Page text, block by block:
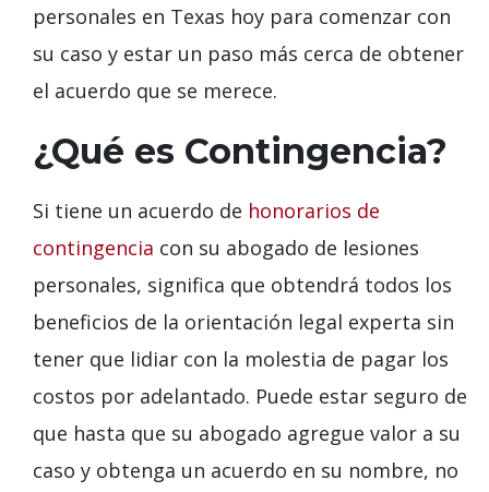
personales en Texas hoy para comenzar con
su caso y estar un paso más cerca de obtener
el acuerdo que se merece.
¿Qué es Contingencia?
Si tiene un acuerdo de honorarios de
contingencia con su abogado de lesiones
personales, significa que obtendrá todos los
beneficios de la orientación legal experta sin
tener que lidiar con la molestia de pagar los
costos por adelantado. Puede estar seguro de
que hasta que su abogado agregue valor a su
caso y obtenga un acuerdo en su nombre, no